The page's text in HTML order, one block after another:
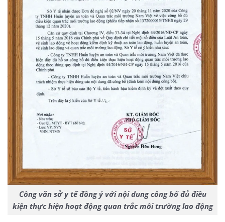
Công văn sở y tế đồng ý với nội dung công bố đủ điều
kiện thực hiện hoạt động quan trắc môi trường lao động